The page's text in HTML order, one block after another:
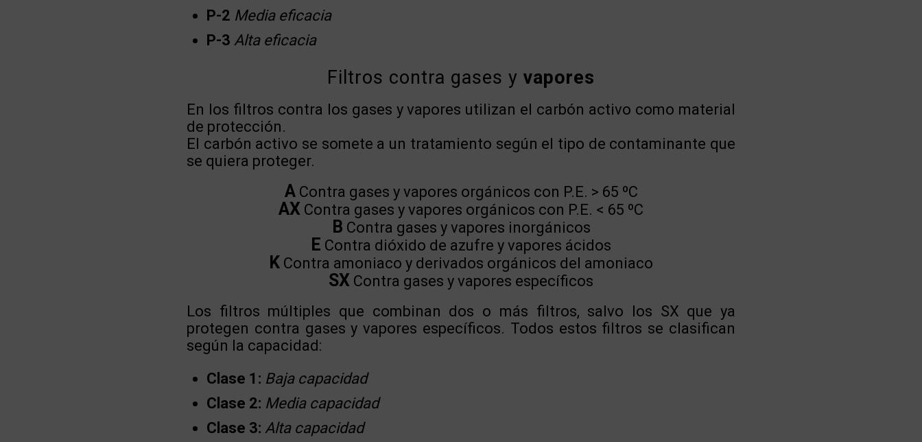
P-2 Media eficacia
P-3 Alta eficacia
Filtros contra gases y vapores
En los filtros contra los gases y vapores utilizan el carbón activo como material
de protección.
El carbón activo se somete a un tratamiento según el tipo de contaminante que
se quiera proteger.
AContra gases y vapores orgánicos con P.E. > 65 ºC
AX Contra gases y vapores orgánicos con P.E. < 65 ºC
B Contra gases y vapores inorgánicos
E Contra dióxido de azufre y vapores ácidos
K Contra amoniaco y derivados orgánicos del amoniaco
SX Contra gases y vapores específicos
Los filtros múltiples que combinan dos o más filtros, salvo los SX que ya
protegen contra gases y vapores específicos. Todos estos filtros se clasifican
según la capacidad:
Clase 1: Baja capacidad
Clase 2: Media capacidad
Clase 3: Alta capacidad